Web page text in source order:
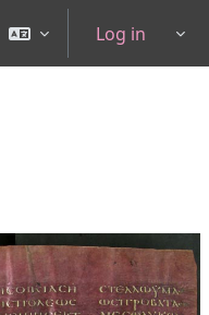
Log in